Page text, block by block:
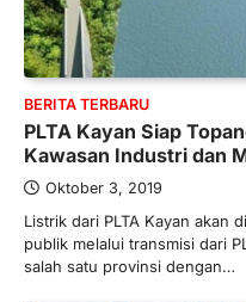
BERITA TERBARU
PLTA Kayan Siap
Kawasan Industri dan
Oktober 3, 2019
Listrik dari PLTA Kayan akan
publik melalui transmisi dari
salah satu provinsi dengan…